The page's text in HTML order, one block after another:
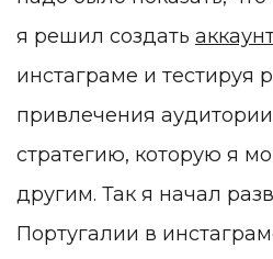
я решил создать
инстаграме и тестируя
привлечения
стратегию, которую я
другим. Так я начал
Португалии в